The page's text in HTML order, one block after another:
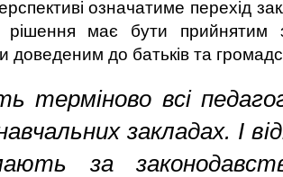
означатиме перехід
рішення має бути прийнятим
доведеним до батьків та
терміново всі
закладах. І
за